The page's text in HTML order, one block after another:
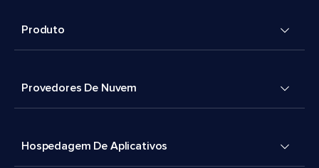
Produto
Provedores De Nuvem
Hospedagem De Aplicativos